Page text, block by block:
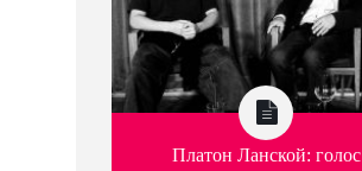
Платон Ланской: голос